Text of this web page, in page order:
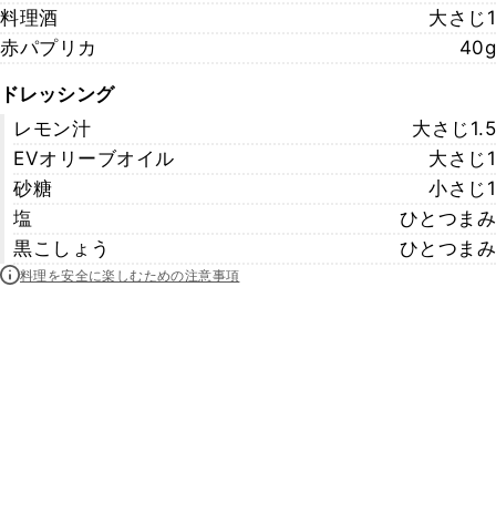
料理酒
大さじ1
赤パプリカ
40g
ドレッシング
レモン汁
大さじ1.5
EVオリーブオイル
大さじ1
砂糖
小さじ1
塩
ひとつまみ
黒こしょう
ひとつまみ
料理を安全に楽しむための注意事項